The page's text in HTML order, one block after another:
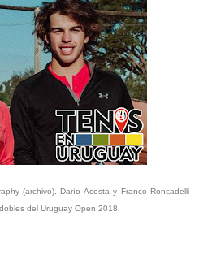
(archivo). Darío Acosta y Franco Roncadelli
del Uruguay Open 2018.